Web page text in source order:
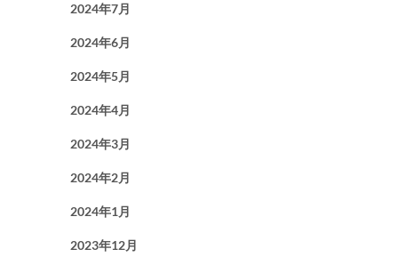
2024年7月
2024年6月
2024年5月
2024年4月
2024年3月
2024年2月
2024年1月
2023年12月